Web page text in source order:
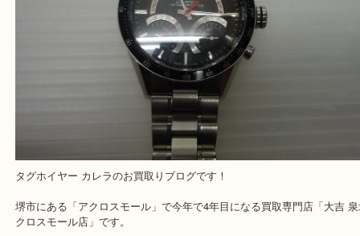
公開日:2019/07/05 最終更新日:2025/07/23
タグホイヤー カレラ（ TAG Heuer タグホイヤー カレラ
タグホイヤー 堺市 和泉市